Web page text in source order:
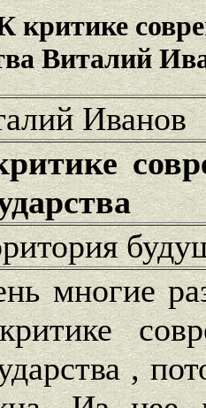
критике
Виталий
Иванов
многие
,